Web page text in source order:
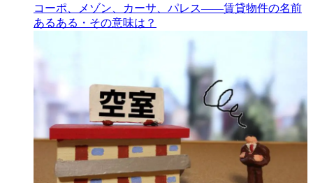
コーポ、メゾン、カーサ、パレス――賃貸物件の名前
あるある・その意味は？